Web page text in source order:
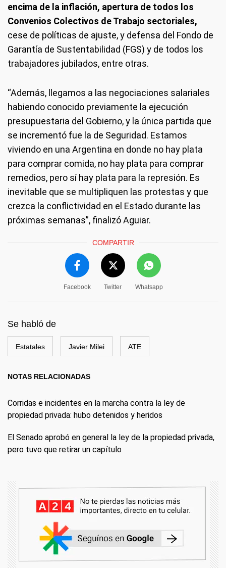
encima de la inflación, apertura de todos los
Convenios Colectivos de Trabajo sectoriales,
cese de políticas de ajuste, y defensa del Fondo de
Garantía de Sustentabilidad (FGS) y de todos los
trabajadores jubilados, entre otras.
“Además, llegamos a las negociaciones salariales
habiendo conocido previamente la ejecución
presupuestaria del Gobierno, y la única partida que
se incrementó fue la de Seguridad. Estamos
viviendo en una Argentina en donde no hay plata
para comprar comida, no hay plata para comprar
remedios, pero sí hay plata para la represión. Es
inevitable que se multipliquen las protestas y que
crezca la conflictividad en el Estado durante las
próximas semanas”, finalizó Aguiar.
COMPARTIR
Facebook Twitter Whatsapp
Se habló de
Estatales Javier Milei ATE
NOTAS RELACIONADAS
Corridas e incidentes en la marcha contra la ley de
propiedad privada: hubo detenidos y heridos
El Senado aprobó en general la ley de la propiedad privada,
pero tuvo que retirar un capítulo